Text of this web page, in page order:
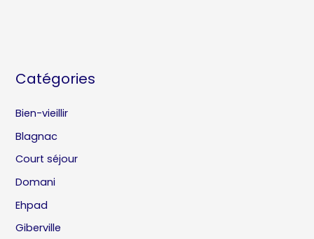
Catégories
Bien-vieillir
Blagnac
Court séjour
Domani
Ehpad
Giberville